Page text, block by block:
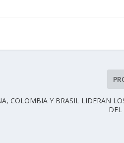
COLOMBIA Y BRASIL LIDERAN